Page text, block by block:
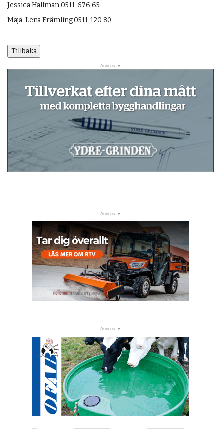
Jessica Hallman 0511-676 65
Maja-Lena Främling 0511-120 80
Tillbaka